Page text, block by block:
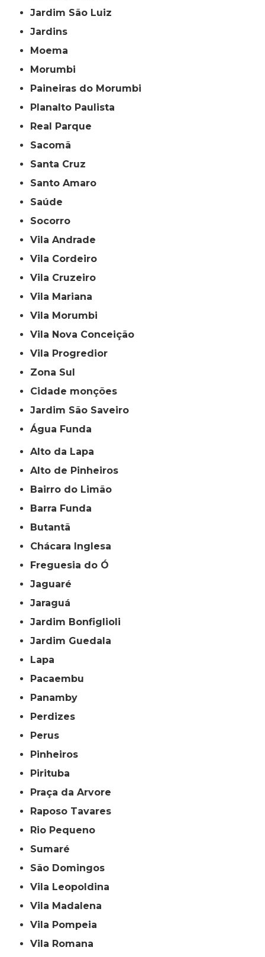
Jardim São Luiz
Jardins
Moema
Morumbi
Paineiras do Morumbi
Planalto Paulista
Real Parque
Sacomã
Santa Cruz
Santo Amaro
Saúde
Socorro
Vila Andrade
Vila Cordeiro
Vila Cruzeiro
Vila Mariana
Vila Morumbi
Vila Nova Conceição
Vila Progredior
Zona Sul
cidade monções
jardim São Saveiro
Água Funda
Alto da Lapa
Alto de Pinheiros
Bairro do Limão
Barra Funda
Butantã
Chácara Inglesa
Freguesia do Ó
Jaguaré
Jaraguá
Jardim Bonfiglioli
Jardim Guedala
Lapa
Pacaembu
Panamby
Perdizes
Perus
Pinheiros
Pirituba
Praça da Arvore
Raposo Tavares
Rio Pequeno
Sumaré
São Domingos
Vila Leopoldina
Vila Madalena
Vila Pompeia
Vila Romana